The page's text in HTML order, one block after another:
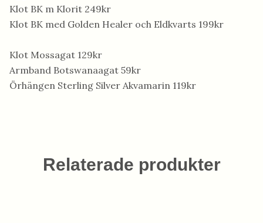
Klot BK m Klorit 249kr
Klot BK med Golden Healer och Eldkvarts 199kr
Klot Mossagat 129kr
Armband Botswanaagat 59kr
Örhängen Sterling Silver Akvamarin 119kr
Relaterade produkter